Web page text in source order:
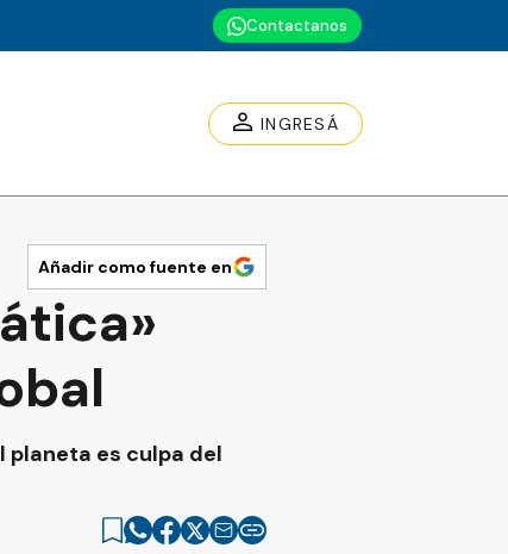
Contactanos
INGRESÁ
Añadir como fuente en
planeta es culpa del